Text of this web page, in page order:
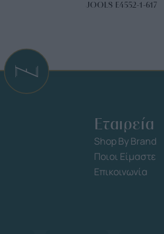
JOOLS E4552-1-617
Εταιρεία
Shop By Brand
Ποιοι Είμαστε
Επικοινωνία